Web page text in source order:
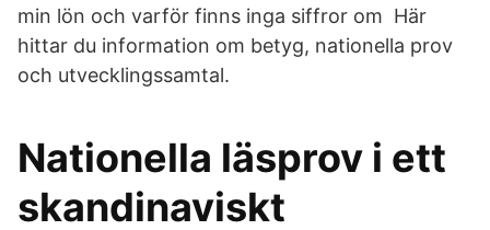
min lön och varför finns inga siffror om Här
hittar du information om betyg, nationella prov
och utvecklingssamtal.
Nationella läsprov i ett
skandinaviskt